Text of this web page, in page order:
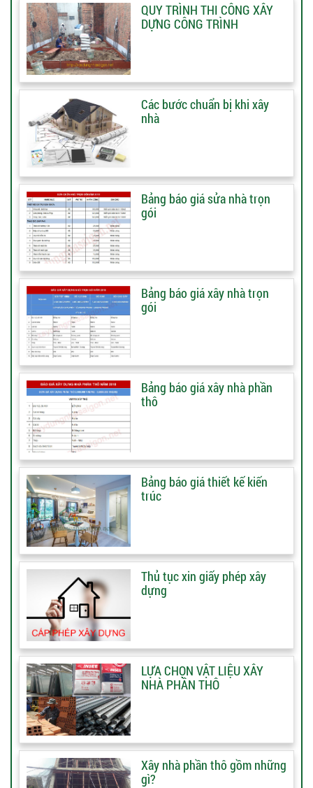
QUY TRÌNH THI CÔNG XÂY
DỰNG CÔNG TRÌNH
Các bước chuẩn bị khi xây
nhà
Bảng báo giá sửa nhà trọn
gói
Bảng báo giá xây nhà trọn
gói
Bảng báo giá xây nhà phần
thô
Bảng báo giá thiết kế kiến
trúc
Thủ tục xin giấy phép xây
dựng
LỰA CHỌN VẬT LIỆU XÂY
NHÀ PHẦN THÔ
Xây nhà phần thô gồm những
gì?